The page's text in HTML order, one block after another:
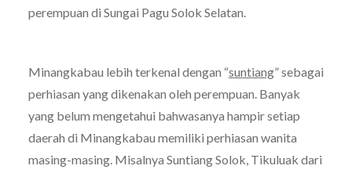
perempuan di Sungai Pagu Solok Selatan.
Minangkabau lebih terkenal dengan “suntiang” sebagai
perhiasan yang dikenakan oleh perempuan. Banyak
yang belum mengetahui bahwasanya hampir setiap
daerah di Minangkabau memiliki perhiasan wanita
masing-masing. Misalnya Suntiang Solok, Tikuluak dari